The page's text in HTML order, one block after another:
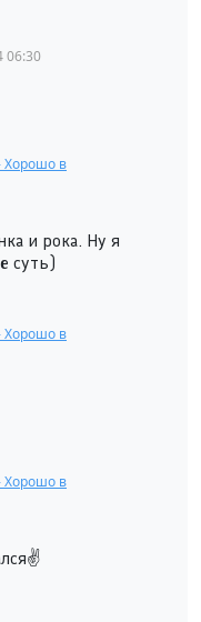
06:30
Хорошо в
и рока. Ну я
суть)
Хорошо в
Хорошо в